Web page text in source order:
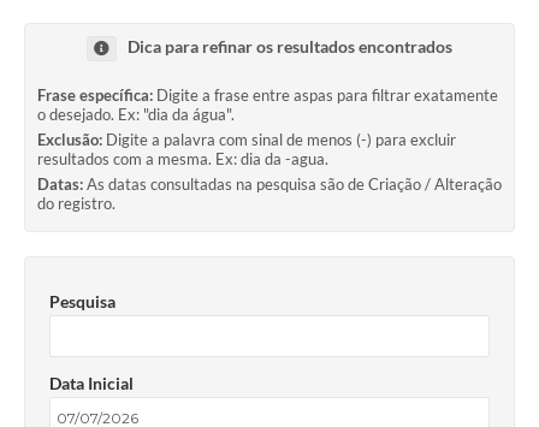
Dica para refinar os resultados encontrados
Frase específica: Digite a frase entre aspas para filtrar exatamente
o desejado. Ex: "dia da água".
Exclusão: Digite a palavra com sinal de menos (-) para excluir
resultados com a mesma. Ex: dia da -agua.
Datas:As datas consultadas na pesquisa são de Criação / Alteração
do registro.
Pesquisa
Data Inicial